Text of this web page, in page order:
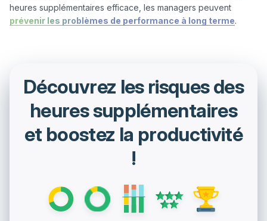
prévenir les problèmes de performance à long terme
Découvrez les risques des
heures supplémentaires
et boostez la productivité
!